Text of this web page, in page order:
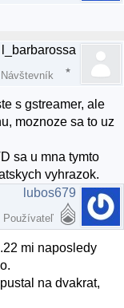
l_barbarossa
Návštevník
s gstreamer, ale
moznoze sa to uz
sa u mna tymto
vyhrazok.
lubos679
Používateľ
mi naposledy
na dvakrat,